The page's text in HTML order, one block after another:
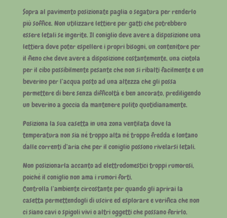
Sopra al pavimento posizionate paglia o segatura per renderlo
più soffice. Non utilizzare lettiere per gatti che potrebbero
essere letali se ingerite. Il coniglio deve avere a disposizione una
lettiera dove poter espellere i propri bisogni, un contenitore per
il fieno che deve avere a disposizione costantemente, una ciotola
per il cibo possibilmente pesante che non si ribalti facilmente e un
beverino per l’acqua posto ad una altezza che gli possa
permettere di bere senza difficoltà e ben ancorato, prediligendo
un beverino a goccia da mantenere pulito quotidianamente.
Posiziona la sua casetta in una zona ventilata dove la
temperatura non sia né troppo alta né troppo fredda e lontano
dalle correnti d’aria che per il coniglio possono rivelarsi letali.
Non posizionarla accanto ad elettrodomestici troppi rumorosi,
poiché il coniglio non ama i rumori forti.
Controlla l’ambiente circostante per quando gli aprirai la
casetta permettendogli di uscire ed esplorare e verifica che non
ci siano cavi o spigoli vivi o altri oggetti che possano ferirlo.